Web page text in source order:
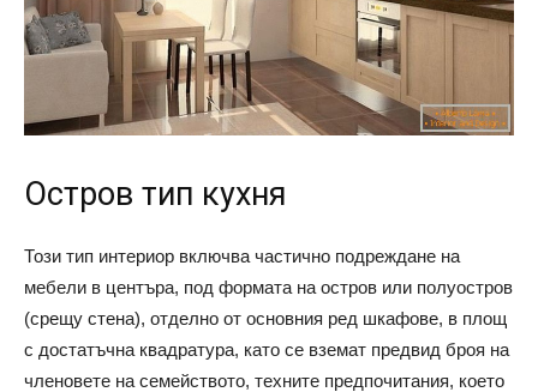
Остров тип кухня
Този тип интериор включва частично подреждане на
мебели в центъра, под формата на остров или полуостров
(срещу стена), отделно от основния ред шкафове, в площ
с достатъчна квадратура, като се вземат предвид броя на
членовете на семейството, техните предпочитания, което